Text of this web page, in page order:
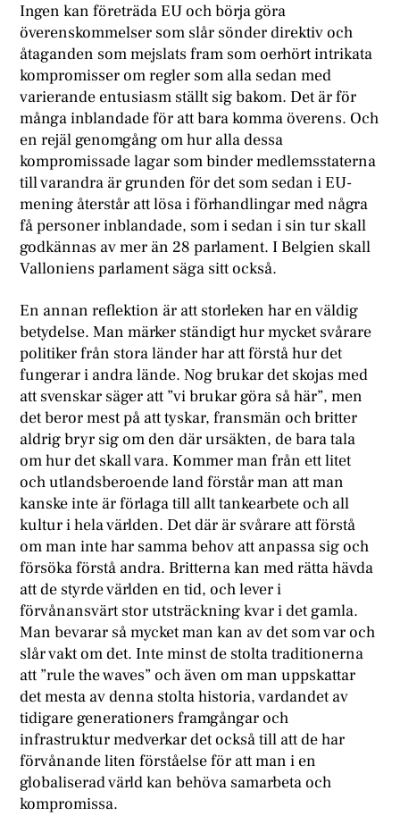
Ingen kan företräda EU och börja göra
överenskommelser som slår sönder direktiv och
åtaganden som mejslats fram som oerhört intrikata
kompromisser om regler som alla sedan med
varierande entusiasm ställt sig bakom. Det är för
många inblandade för att bara komma överens. Och
en rejäl genomgång om hur alla dessa
kompromissade lagar som binder medlemsstaterna
till varandra är grunden för det som sedan i EU-
mening återstår att lösa i förhandlingar med några
få personer inblandade, som i sedan i sin tur skall
godkännas av mer än 28 parlament. I Belgien skall
Valloniens parlament säga sitt också.
En annan reflektion är att storleken har en väldig
betydelse. Man märker ständigt hur mycket svårare
politiker från stora länder har att förstå hur det
fungerar i andra lände. Nog brukar det skojas med
att svenskar säger att ”vi brukar göra så här”, men
det beror mest på att tyskar, fransmän och britter
aldrig bryr sig om den där ursäkten, de bara tala
om hur det skall vara. Kommer man från ett litet
och utlandsberoende land förstår man att man
kanske inte är förlaga till allt tankearbete och all
kultur i hela världen. Det där är svårare att förstå
om man inte har samma behov att anpassa sig och
försöka förstå andra. Britterna kan med rätta hävda
att de styrde världen en tid, och lever i
förvånansvärt stor utsträckning kvar i det gamla.
Man bevarar så mycket man kan av det som var och
slår vakt om det. Inte minst de stolta traditionerna
att ”rule the waves” och även om man uppskattar
det mesta av denna stolta historia, vardandet av
tidigare generationers framgångar och
infrastruktur medverkar det också till att de har
förvånande liten förståelse för att man i en
globaliserad värld kan behöva samarbeta och
kompromissa.